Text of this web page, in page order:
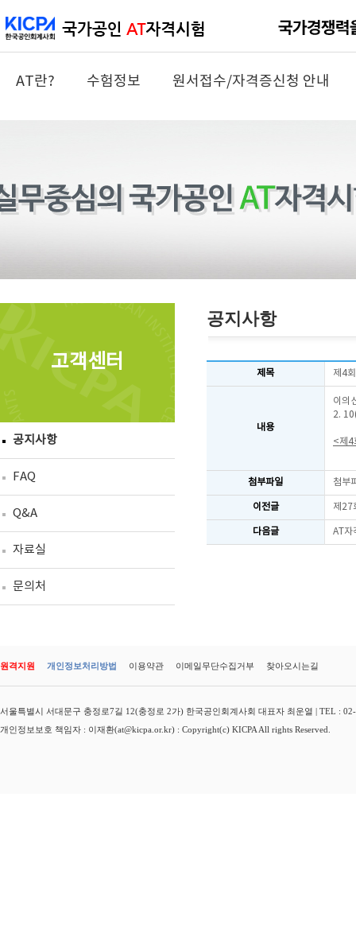
AT란? 수험정보 원서접수/자격증신청 안내
고객센터
공지사항
FAQ
Q&A
자료실
문의처
공지사항
제목 제4
내용
이의
2.
<제4
첨부파일 첨부
이전글 제27
다음글 AT자
원격지원 개인정보처리방법 이용약관 이메일무단수집거부 찾아오시는길
서울특별시 서대문구 충정로7길 12(충정로 2가) 한국공인회계사회 대표자 최운열 | TEL :
개인정보보호 책임자 : 이재환(at@kicpa.or.kr) : Copyright(c) KICPA All rights Reserved.